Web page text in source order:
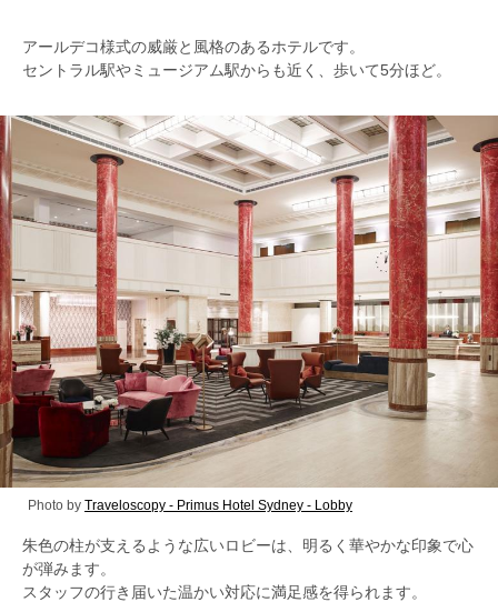
アールデコ様式の威厳と風格のあるホテルです。
セントラル駅やミュージアム駅からも近く、歩いて5分ほど。
Photo by Traveloscopy - Primus Hotel Sydney - Lobby
朱色の柱が支えるような広いロビーは、明るく華やかな印象で心
が弾みます。
スタッフの行き届いた温かい対応に満足感を得られます。